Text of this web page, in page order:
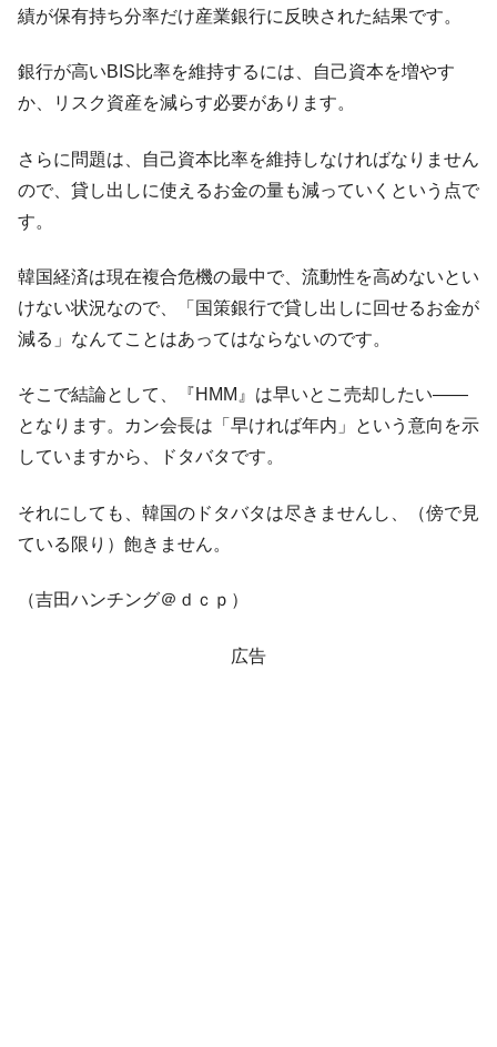
『Money1』
JPモルガン「韓国レバレッジETFの清算は
韓国『国民年金公団』株価暴落で200兆蒸
発。
『Money1』
韓国政府「ニセＫ-ブランドを通報しようキ
ャンペーン」⇒ あの名物教授も登場！
ぎ」では。
『Money1』
韓国鉄鋼最大手『POSCO』ズブズブ沈む。
営業利益80.2％も減少
Fact1
日本の誇る海洋資源調査船『白嶺』は先進技術の
Fact1
夏の甲子園、優勝校を最も多く輩出している都道
府県とは？
Fact1 今話題の「楽天ライオンズ」とは？
全て勝つといくら？ 競馬GI競走で勝利騎手がもら
える賞金とは？
Fact1 平成仮面ライダーの意外すぎるモチーフとは？
績が保有持ち分率だけ産業銀行に反映された結果です。
銀行が高いBIS比率を維持するには、自己資本を増やす
か、リスク資産を減らす必要があります。
さらに問題は、自己資本比率を維持しなければなりません
ので、貸し出しに使えるお金の量も減っていくという点で
す。
韓国経済は現在複合危機の最中で、流動性を高めないとい
けない状況なので、「国策銀行で貸し出しに回せるお金が
減る」なんてことはあってはならないのです。
そこで結論として、『HMM』は早いとこ売却したい――
となります。カン会長は「早ければ年内」という意向を示
していますから、ドタバタです。
それにしても、韓国のドタバタは尽きませんし、（傍で見
ている限り）飽きません。
（吉田ハンチング＠ｄｃｐ）
広告